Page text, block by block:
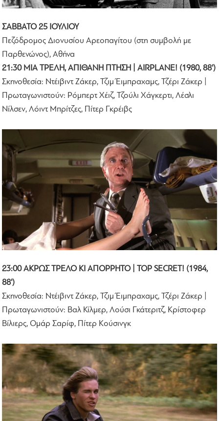
ΣΑΒΒΑΤΟ 25 ΙΟΥΛΙΟΥ
Πεζόδρομος Διονυσίου Αρεοπαγίτου (στη συμβολή με
Παρθενώνος), Αθήνα
21:30 ΜΙΑ ΤΡΕΛΗ, ΑΠΙΘΑΝΗ ΠΤΗΣΗ | AIRPLANE! (1980, 88')
Σκηνοθεσία: Ντέιβιντ Ζάκερ, Τζιμ Έιμπραχαμς, Τζέρι Ζάκερ |
Πρωταγωνιστούν: Ρόμπερτ Χέιζ, Τζούλι Χάγκερτι, Λέσλι
Νίλσεν, Λόιντ Μπρίτζες, Πίτερ Γκρέιβς
23:00 ΑΚΡΩΣ ΤΡΕΛΟ ΚΙ ΑΠΟΡΡΗΤΟ | TOP SECRET! (1984,
88')
Σκηνοθεσία: Ντέιβιντ Ζάκερ, Τζιμ Έιμπραχαμς, Τζέρι Ζάκερ |
Πρωταγωνιστούν: Βαλ Κίλμερ, Λούσι Γκάτεριτζ, Κρίστοφερ
Βίλιερς, Ομάρ Σαρίφ, Πίτερ Κούσινγκ